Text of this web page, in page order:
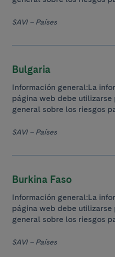
SAVI – Países
Bulgaria
Información general:La
página web debe utilizarse
general sobre los riesgos
SAVI – Países
Burkina Faso
Información general:La
página web debe utilizarse
general sobre los riesgos
SAVI – Países